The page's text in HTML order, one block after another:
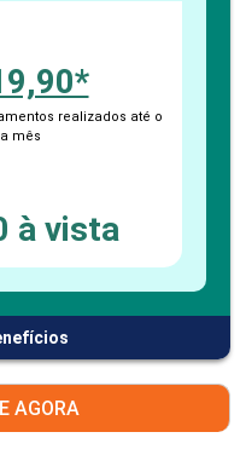
realizados até o
mês
à vista
AGORA